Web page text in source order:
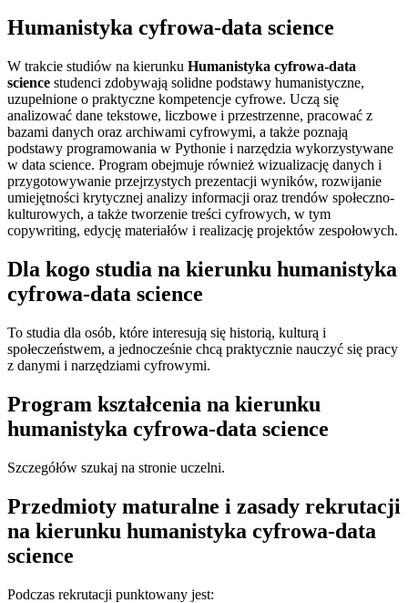
Humanistyka cyfrowa-data science
W trakcie studiów na kierunku Humanistyka cyfrowa-data
science studenci zdobywają solidne podstawy humanistyczne,
uzupełnione o praktyczne kompetencje cyfrowe. Uczą się
analizować dane tekstowe, liczbowe i przestrzenne, pracować z
bazami danych oraz archiwami cyfrowymi, a także poznają
podstawy programowania w Pythonie i narzędzia wykorzystywane
w data science. Program obejmuje również wizualizację danych i
przygotowywanie przejrzystych prezentacji wyników, rozwijanie
umiejętności krytycznej analizy informacji oraz trendów społeczno-
kulturowych, a także tworzenie treści cyfrowych, w tym
copywriting, edycję materiałów i realizację projektów zespołowych.
Dla kogo studia na kierunku humanistyka
cyfrowa-data science
To studia dla osób, które interesują się historią, kulturą i
społeczeństwem, a jednocześnie chcą praktycznie nauczyć się pracy
z danymi i narzędziami cyfrowymi.
Program kształcenia na kierunku
humanistyka cyfrowa-data science
Szczegółów szukaj na stronie uczelni.
Przedmioty maturalne i zasady rekrutacji
na kierunku humanistyka cyfrowa-data
science
Podczas rekrutacji punktowany jest: